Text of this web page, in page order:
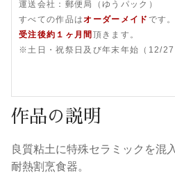
運送会社：郵便局（ゆうパック）
すべての作品はオーダーメイド です。
受注後約１ヶ月間 頂きます。
※土日・祝祭日及び年末年始（12/27
作品の説明
良質粘土に特殊セラミックを混
耐熱割烹食器。